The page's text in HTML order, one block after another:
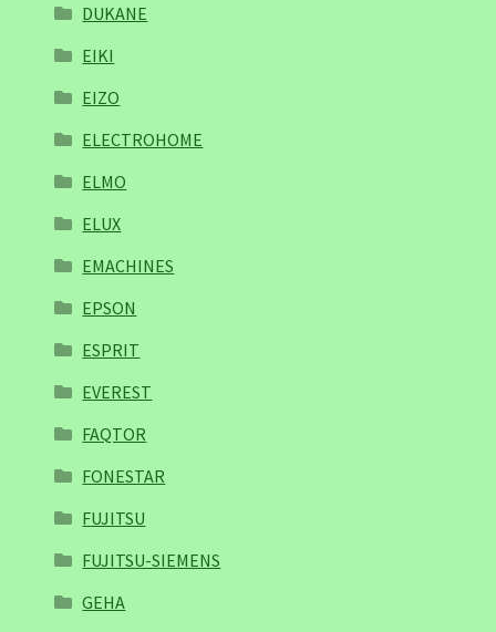
DUKANE
EIKI
EIZO
ELECTROHOME
ELMO
ELUX
EMACHINES
EPSON
ESPRIT
EVEREST
FAQTOR
FONESTAR
FUJITSU
FUJITSU-SIEMENS
GEHA